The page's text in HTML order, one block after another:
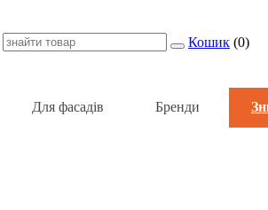
Кошик (0)
Для фасадів Бренди